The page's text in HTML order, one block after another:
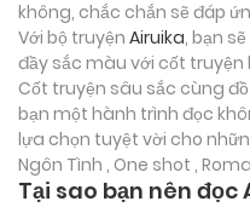
không, chắc chắn sẽ đáp
Với bộ truyện Airuika, bạn
đầy sắc màu với cốt truyện
Cốt truyện sâu sắc cùng
bạn một hành trình đọc
lựa chọn tuyệt vời cho
Ngôn Tình , One shot ,
Tại sao bạn nên đọc